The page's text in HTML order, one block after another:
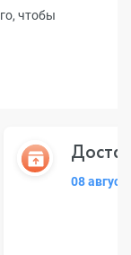
чтобы
08